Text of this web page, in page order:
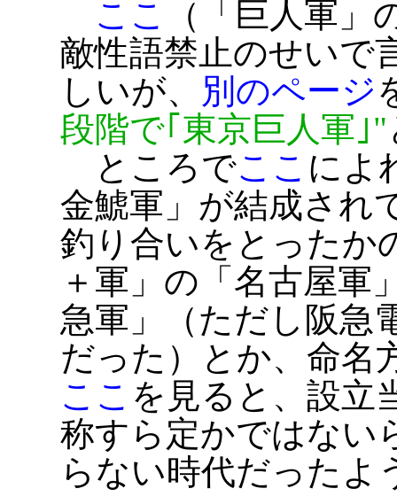
ここ
（「巨人軍
敵性語禁止のせいで
しいが、 別のページ
段階で｢東京巨人軍｣
ところでここ によ
金鯱軍」が結成され
釣り合いをとったか
＋軍」の「名古屋軍
急軍」（ただし阪急
だった）とか、命名
ここ を見ると、設立
称すら定かではない
らない時代だったよ